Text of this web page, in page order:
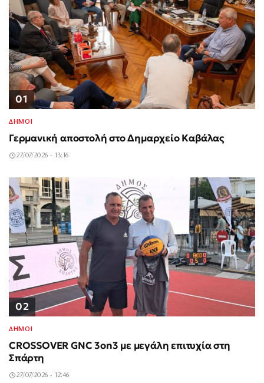
01
ΔΗΜΟΙ
Γερμανική αποστολή στο Δημαρχείο Καβάλας
27/07/2026 - 13:16
02
ΔΗΜΟΙ
CROSSOVER GNC 3on3 με μεγάλη επιτυχία στη
Σπάρτη
27/07/2026 - 12:46